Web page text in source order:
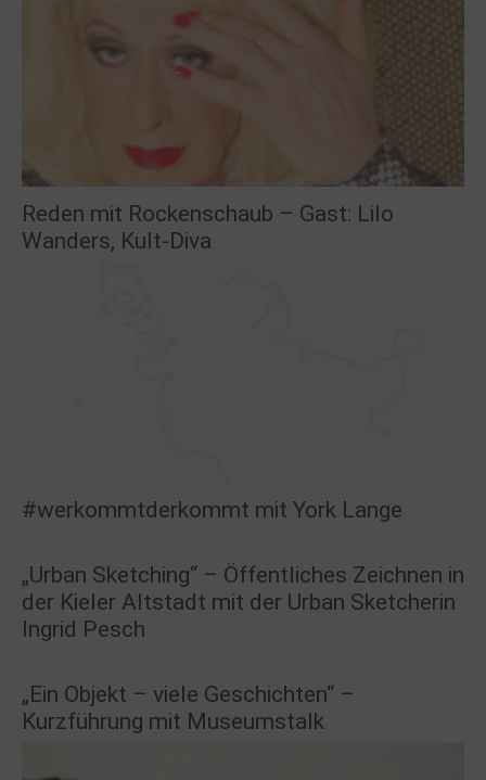
Reden mit Rockenschaub – Gast: Lilo
Wanders, Kult-Diva
#werkommtderkommt mit York Lange
„Urban Sketching“ – Öffentliches Zeichnen in
der Kieler Altstadt mit der Urban Sketcherin
Ingrid Pesch
„Ein Objekt – viele Geschichten“ –
Kurzführung mit Museumstalk